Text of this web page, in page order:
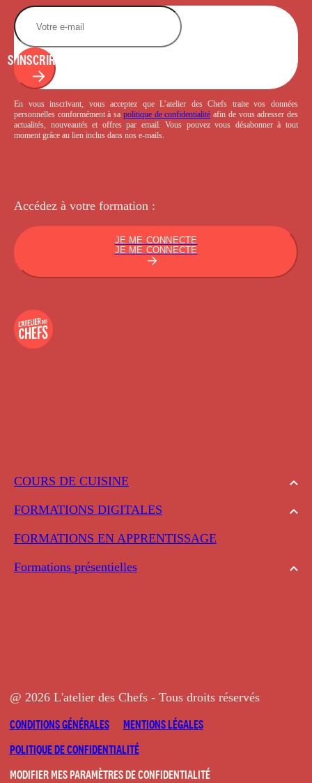
COURS DE CUISINE
FORMATIONS DIGITALES
FORMATIONS EN APPRENTISSAGE
Formations présentielles
S'INSCRIRE
En vous inscrivant, vous acceptez que L’atelier des Chefs traite vos données
personnelles conformément à sa politique de confidentialité afin de vous adresser des
actualités, nouveautés et offres par email. Vous pouvez vous désabonner à tout
moment grâce au lien inclus dans nos e-mails.
Accédez à votre formation :
JE ME CONNECTE
JE ME CONNECTE
@ 2026 L'atelier des Chefs - Tous droits réservés
CONDITIONS GÉNÉRALES
MENTIONS LÉGALES
POLITIQUE DE CONFIDENTIALITÉ
MODIFIER MES PARAMÈTRES DE CONFIDENTIALITÉ